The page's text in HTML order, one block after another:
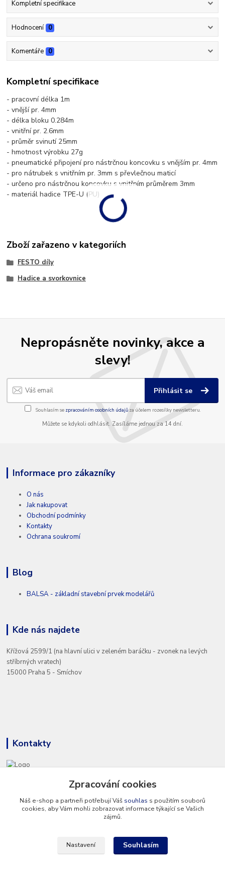
Kompletní specifikace
Hodnocení 0
Komentáře 0
Kompletní specifikace
- pracovní délka 1m
- vnější pr. 4mm
- délka bloku 0.284m
- vnitřní pr. 2.6mm
- průměr svinutí 25mm
- hmotnost výrobku 27g
- pneumatické připojení pro nástrčnou koncovku s vnějším pr. 4mm
- pro nátrubek s vnitřním pr. 3mm s převlečnou maticí
- určeno pro nástrčnou koncovku s vnitřním průměrem 3mm
- materiál hadice TPE-U (PU)
Zboží zařazeno v kategoriích
FESTO díly
Hadice a svorkovnice
Nepropásněte novinky, akce a
slevy!
Přihlásit se
Souhlasím se zpracováním osobních údajůza účelem rozesílky newsletteru.
Můžete se kdykoli odhlásit. Zasíláme jednou za 14 dní.
Informace pro zákazníky
O nás
Jak nakupovat
Obchodní podmínky
Kontakty
Ochrana soukromí
Blog
BALSA - základní stavební prvek modelářů
Kde nás najdete
Křížová 2599/1 (na hlavní ulici v zeleném baráčku - zvonek na levých
stříbrných vratech)
15000 Praha 5 - Smíchov
Kontakty
+420 777 286 674
info@hvp-modell.cz
Zpracování cookies
Náš e-shop a partneři potřebují Váš souhlas s použitím souborů
cookies, aby Vám mohli zobrazovat informace týkající se Vašich
zájmů.
Nastavení Souhlasím